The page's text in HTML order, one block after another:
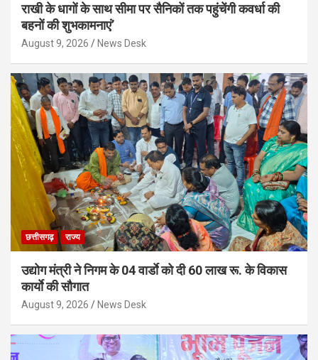
राखी के धागों के साथ सीमा पर सैनिकों तक पहुंचेंगी कवर्धा की
बहनों की शुभकामनाएं’
August 9, 2026 News Desk
छत्तीसगढ़ राज्य
उद्योग मंत्री ने निगम के 04 वार्डाे को दी 60 लाख रू. के विकास
कार्याे की सौगात
August 9, 2026 News Desk